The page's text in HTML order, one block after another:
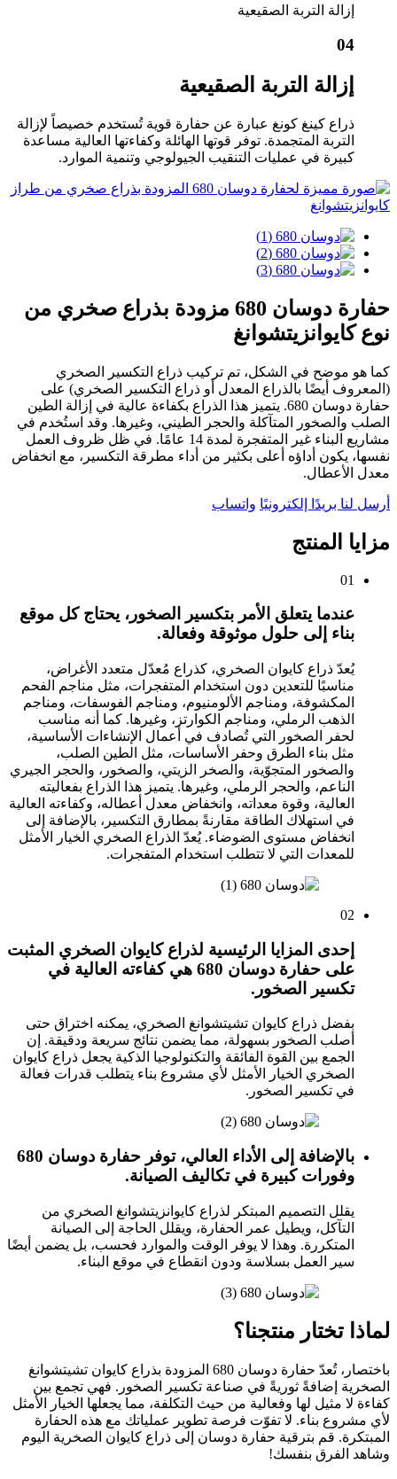
إزالة التربة الصقيعية
04
إزالة التربة الصقيعية
ذراع كينغ كونغ عبارة عن حفارة قوية تُستخدم خصيصاً لإزالة
التربة المتجمدة. توفر قوتها الهائلة وكفاءتها العالية مساعدة
كبيرة في عمليات التنقيب الجيولوجي وتنمية الموارد.
حفارة دوسان 680 مزودة بذراع صخري من
نوع كايوانزيتشوانغ
كما هو موضح في الشكل، تم تركيب ذراع التكسير الصخري
(المعروف أيضًا بالذراع المعدل أو ذراع التكسير الصخري) على
حفارة دوسان 680. يتميز هذا الذراع بكفاءة عالية في إزالة الطين
الصلب والصخور المتآكلة والحجر الطيني، وغيرها. وقد استُخدم في
مشاريع البناء غير المتفجرة لمدة 14 عامًا. في ظل ظروف العمل
نفسها، يكون أداؤه أعلى بكثير من أداء مطرقة التكسير، مع انخفاض
معدل الأعطال.
أرسل لنا بريدًا إلكترونيًا واتساب
مزايا المنتج
01
عندما يتعلق الأمر بتكسير الصخور، يحتاج كل موقع
بناء إلى حلول موثوقة وفعالة.
يُعدّ ذراع كايوان الصخري، كذراع مُعدّل متعدد الأغراض،
مناسبًا للتعدين دون استخدام المتفجرات، مثل مناجم الفحم
المكشوفة، ومناجم الألومنيوم، ومناجم الفوسفات، ومناجم
الذهب الرملي، ومناجم الكوارتز، وغيرها. كما أنه مناسب
لحفر الصخور التي تُصادف في أعمال الإنشاءات الأساسية،
مثل بناء الطرق وحفر الأساسات، مثل الطين الصلب،
والصخور المتجوّية، والصخر الزيتي، والصخور، والحجر الجيري
الناعم، والحجر الرملي، وغيرها. يتميز هذا الذراع بفعاليته
العالية، وقوة معداته، وانخفاض معدل أعطاله، وكفاءته العالية
في استهلاك الطاقة مقارنةً بمطارق التكسير، بالإضافة إلى
انخفاض مستوى الضوضاء. يُعدّ الذراع الصخري الخيار الأمثل
للمعدات التي لا تتطلب استخدام المتفجرات.
02
إحدى المزايا الرئيسية لذراع كايوان الصخري المثبت
على حفارة دوسان 680 هي كفاءته العالية في
تكسير الصخور.
بفضل ذراع كايوان تشيتشوانغ الصخري، يمكنه اختراق حتى
أصلب الصخور بسهولة، مما يضمن نتائج سريعة ودقيقة. إن
الجمع بين القوة الفائقة والتكنولوجيا الذكية يجعل ذراع كايوان
الصخري الخيار الأمثل لأي مشروع بناء يتطلب قدرات فعالة
في تكسير الصخور.
بالإضافة إلى الأداء العالي، توفر حفارة دوسان 680
وفورات كبيرة في تكاليف الصيانة.
يقلل التصميم المبتكر لذراع كايوانزيتشوانغ الصخري من
التآكل، ويطيل عمر الحفارة، ويقلل الحاجة إلى الصيانة
المتكررة. وهذا لا يوفر الوقت والموارد فحسب، بل يضمن أيضًا
سير العمل بسلاسة ودون انقطاع في موقع البناء.
لماذا تختار منتجنا؟
باختصار، تُعدّ حفارة دوسان 680 المزودة بذراع كايوان تشيتشوانغ
الصخرية إضافةً ثوريةً في صناعة تكسير الصخور. فهي تجمع بين
كفاءة لا مثيل لها وفعالية من حيث التكلفة، مما يجعلها الخيار الأمثل
لأي مشروع بناء. لا تفوّت فرصة تطوير عملياتك مع هذه الحفارة
المبتكرة. قم بترقية حفارة دوسان إلى ذراع كايوان الصخرية اليوم
وشاهد الفرق بنفسك!